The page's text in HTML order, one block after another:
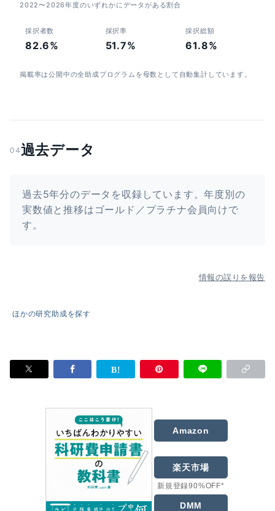
2022〜2026年度のいずれかにデータがある割合
採択者数
82.6%
採択率
51.7%
採択総額
61.8%
掲載率は公開中の全助成プログラムを母数として自動集計しています。
04過去データ
過去5年分のデータを収録しています。年度別の
実数値と推移はゴールド／プラチナ会員向けで
す。
情報の誤りを報告
ほかの研究助成を探す
Amazon
楽天市場
新規登録90%OFF*
DMM